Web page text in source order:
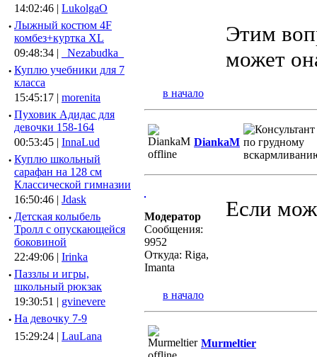
14:02:46 | LukolgaO
· Лыжный костюм 4F
комбез+куртка XL
09:48:34 |
_Nezabudka_
· Куплю учебники для 7
класса
15:45:17 | morenita
· Пуховик Адидас для
девочки 158-164
00:53:45 | InnaLud
· Куплю школьный
сарафан на 128 см
Классической гимназии
16:50:46 | Jdask
· Детская колыбель
Тролл с опускающейся
боковиной
22:49:06 | Irinka
· Паззлы и игры,
школьный рюкзак
19:30:51 | gvinevere
· Hа девочку 7-9
15:29:24 | LauLana
Этим
может
в начало
DiankaM
Модератор
Сообщения:
9952
Откуда: Riga,
Imanta
Если
в начало
Murmeltier